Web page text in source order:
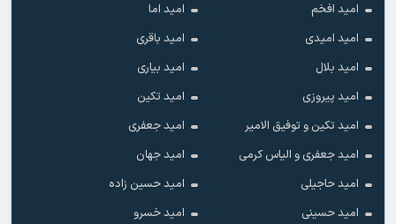
امید افخم
امید اما
امید امیدی
امید باقری
امید بلال
امید بیاری
امید پیروزی
امید تکین
امید تکین و توفیق الامیر
امید جعفری
امید جعفری و الیاس کرمی
امید جهان
امید حاجیلی
امید حسین زاده
امید حسینی
امید خسرو